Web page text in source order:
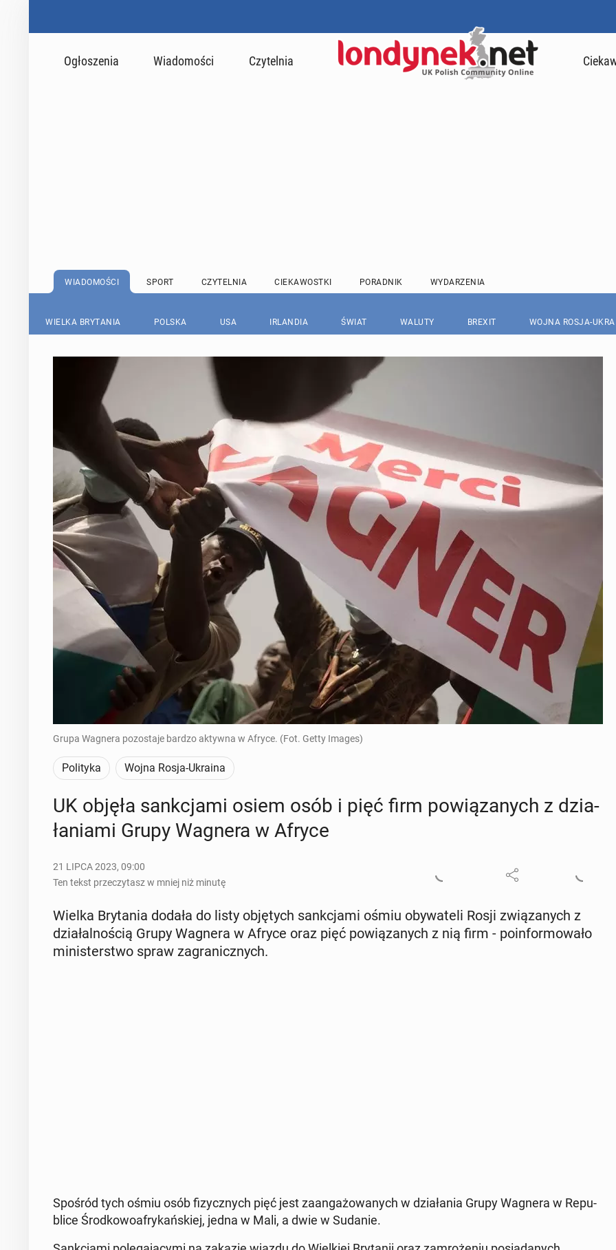
Ogłoszenia Wiadomości Czytelnia
WIADOMOŚCI SPORT CZYTELNIA CIEKAWOSTKI PORADNIK WYDARZENIA
WIELKA BRYTANIA POLSKA USA IRLANDIA ŚWIAT WALUTY BREXIT WOJNA ROSJA-
Grupa Wagnera pozostaje bardzo aktywna w Afryce. (Fot. Getty Images)
Polityka Wojna Rosja-Ukraina
UK objęła sank­cja­mi osiem osób i pięć firm po­wią­za­nych z dzia­
ła­nia­mi Grupy Wagnera w Afryce
21 LIPCA 2023, 09:00
Ten tekst przeczytasz w mniej niż minutę
Wielka Bry­ta­nia dodała do listy ob­ję­tych sank­cja­mi ośmiu oby­wa­te­li Rosji zwią­za­nych z
dzia­łal­no­ścią Grupy Wagnera w Afryce oraz pięć po­wią­za­nych z nią firm - po­in­for­mo­wa­ło
mi­ni­ster­stwo spraw za­gra­nicz­nych.
Spośród tych ośmiu osób fi­zycz­nych pięć jest za­an­ga­żo­wa­nych w dzia­ła­nia Grupy Wagnera w Re­pu­
bli­ce Środ­ko­wo­afry­kań­skiej, jedna w Mali, a dwie w Sudanie.